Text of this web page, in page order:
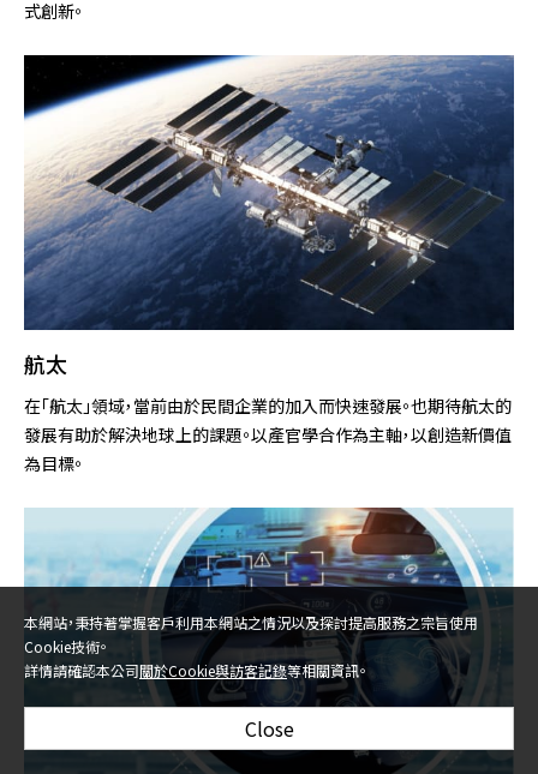
式創新。
航太
在「航太」領域，當前由於民間企業的加入而快速發展。也期待航太的
發展有助於解決地球上的課題。以產官學合作為主軸，以創造新價值
為目標。
本網站，秉持著掌握客戶利用本網站之情況以及探討提高服務之宗旨使用
Cookie技術。
詳情請確認本公司關於Cookie與訪客記錄等相關資訊。
Close